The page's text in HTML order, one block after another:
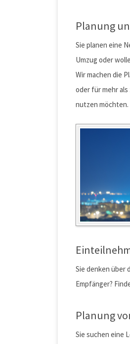
Planung
Sie planen eine
Umzug oder
Wir machen die
oder für mehr
nutzen möchten.
Sie denken über
Empfänger?
Planung
Sie suchen eine